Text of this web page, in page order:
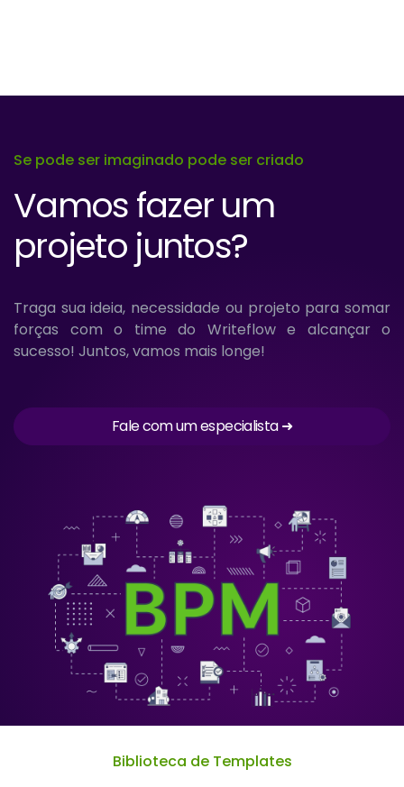
Se pode ser imaginado pode ser criado
Vamos fazer um
projeto juntos?
Traga sua ideia, necessidade ou projeto para somar
forças com o time do Writeflow e alcançar o
sucesso! Juntos, vamos mais longe!
Fale com um especialista ➜
Biblioteca de Templates